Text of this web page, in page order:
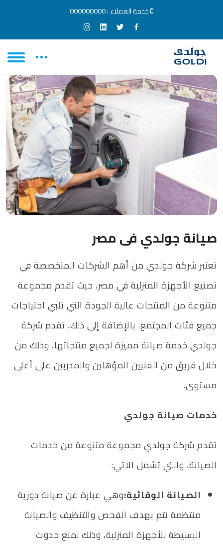
خدمة العملاء :000000000
صيانة جولدي فى مصر
تعتبر شركة جولدي من أهم الشركات المتخصصة في
تصنيع الأجهزة المنزلية في مصر، حيث تقدم مجموعة
متنوعة من المنتجات عالية الجودة التي تلبي احتياجات
جميع فئات المجتمع. بالإضافة إلى ذلك، تقدم شركة
جولدي خدمة صيانة مميزة لجميع منتجاتها، وذلك من
خلال فريق من الفنيين المؤهلين والمدربين على أعلى
مستوى.
خدمات صيانة جولدي
تقدم شركة جولدي مجموعة متنوعة من خدمات
الصيانة، والتي تشمل الآتي:
الصيانة الوقائية:وهي عبارة عن صيانة دورية
منتظمة تتم بهدف الفحص والتنظيف والصيانة
البسيطة للأجهزة المنزلية، وذلك لمنع حدوث